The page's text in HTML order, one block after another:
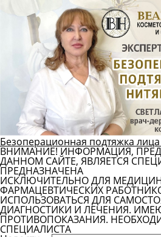
Безоперационная подтяжка лица
ВНИМАНИЕ! ИНФОРМАЦИЯ,
ДАННОМ САЙТЕ, ЯВЛЯЕТСЯ
ПРЕДНАЗНАЧЕНА
ИСКЛЮЧИТЕЛЬНО ДЛЯ
ФАРМАЦЕВТИЧЕСКИХ
ИСПОЛЬЗОВАТЬСЯ ДЛЯ
ДИАГНОСТИКИ И ЛЕЧЕНИЯ.
ПРОТИВОПОКАЗАНИЯ.
СПЕЦИАЛИСТА